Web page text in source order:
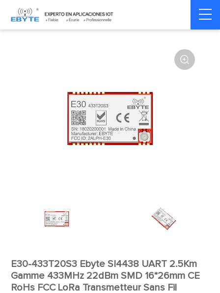
Home > Module > SPI/SOC/UART

E30-433T20S3 Ebyte SI4438 UART 2.5Km
Gamme 433MHz 22dBm SMD 16*26mm CE
RoHs FCC LoRa Transmetteur Sans Fil